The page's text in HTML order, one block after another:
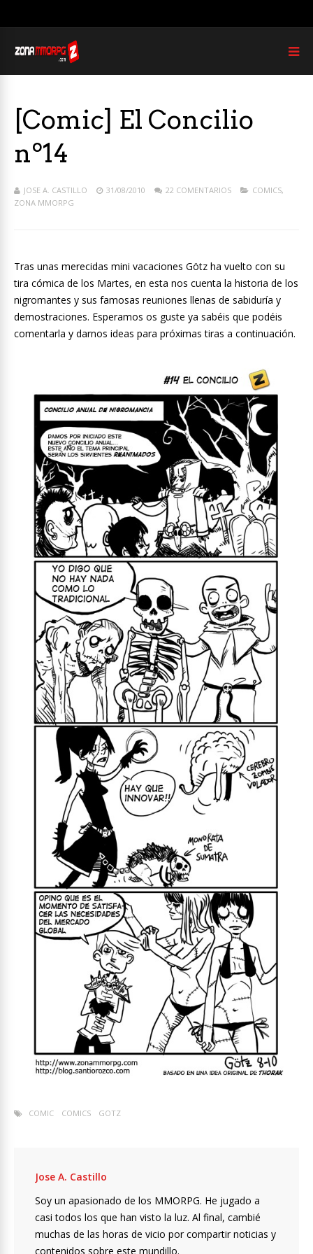
[Comic] El Concilio
nº14
JOSE A. CASTILLO 31/08/2010 22 COMENTARIOS COMICS,
ZONA MMORPG
Tras unas merecidas mini vacaciones Götz ha vuelto con su
tira cómica de los Martes, en esta nos cuenta la historia de los
nigromantes y sus famosas reuniones llenas de sabiduría y
demostraciones. Esperamos os guste ya sabéis que podéis
comentarla y darnos ideas para próximas tiras a continuación.
COMIC COMICS GOTZ
Jose A. Castillo
Soy un apasionado de los MMORPG. He jugado a
casi todos los que han visto la luz. Al final, cambié
muchas de las horas de vicio por compartir noticias y
contenidos sobre este mundillo.